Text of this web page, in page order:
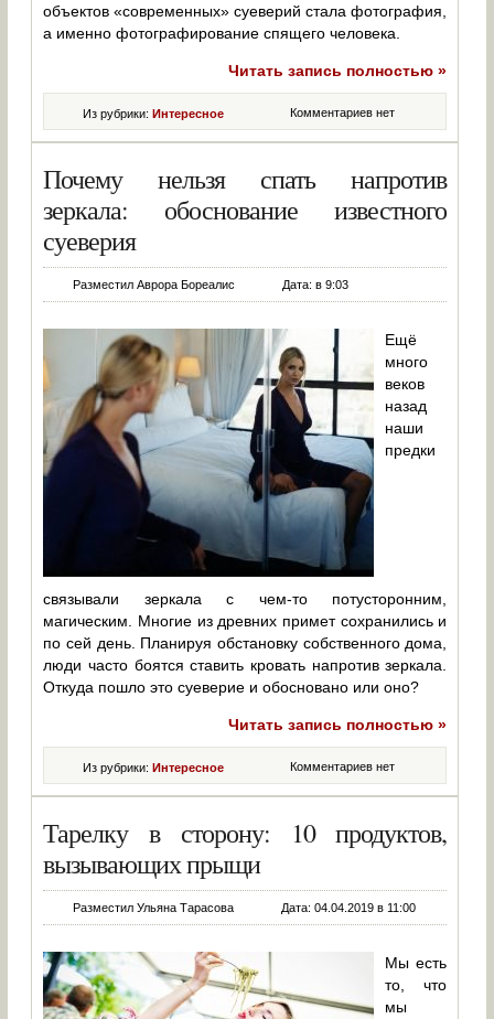
объектов «современных» суеверий стала фотография,
а именно фотографирование спящего человека.
Читать запись полностью »
Комментариев нет
Из рубрики:Интересное
Почему нельзя спать напротив
зеркала: обоснование известного
суеверия
Разместил Аврора Бореалис Дата: в 9:03
Ещё
много
веков
назад
наши
предки
связывали зеркала с чем-то потусторонним,
магическим. Многие из древних примет сохранились и
по сей день. Планируя обстановку собственного дома,
люди часто боятся ставить кровать напротив зеркала.
Откуда пошло это суеверие и обосновано или оно?
Читать запись полностью »
Комментариев нет
Из рубрики:Интересное
Тарелку в сторону: 10 продуктов,
вызывающих прыщи
Разместил Ульяна Тарасова Дата: 04.04.2019 в 11:00
Мы есть
то, что
мы